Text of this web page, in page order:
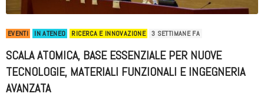
EVENTI IN ATENEO RICERCA E INNOVAZIONE 3 SETTIMANE FA
SCALA ATOMICA, BASE ESSENZIALE PER NUOVE
TECNOLOGIE, MATERIALI FUNZIONALI E INGEGNERIA
AVANZATA